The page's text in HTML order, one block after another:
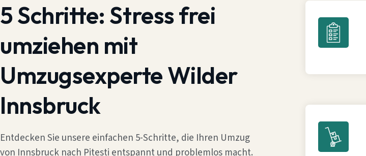
5 Schritte: Stress frei
umziehen mit
Umzugsexperte Wilder
Innsbruck
Entdecken Sie unsere einfachen 5-Schritte, die Ihren Umzug
von Innsbruck nach Pitesti entspannt und problemlos macht.